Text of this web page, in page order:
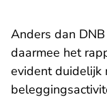
Anders dan
daarmee het
evident duidelijk